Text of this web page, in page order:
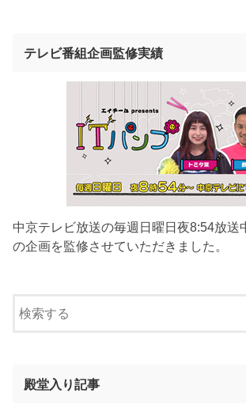
テレビ番組企画監修実績
中京テレビ放送の毎週日曜日夜8:54放送
の企画を監修させていただきました。
殿堂入り記事